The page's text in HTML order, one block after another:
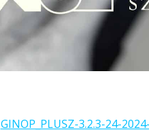
GINOP_PLUSZ-3.2.3-24-